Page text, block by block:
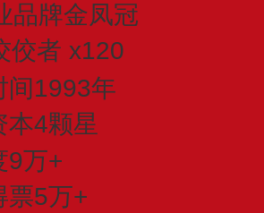
品牌金凤冠
佼者 x120
间1993年
本4颗星
9万+
票5万+